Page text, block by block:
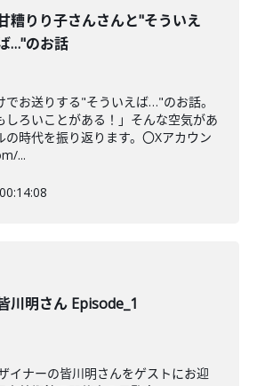
糟りり子さんさんと"そういえ
…"のお話
でお送りする"そういえば…"のお話。
しろいことがある！」そんな空気があ
の時代を振り返ります。〇Xアカウン
...
00:14:08
川明さん Episode_1
イナーの皆川明さんをゲストにお迎